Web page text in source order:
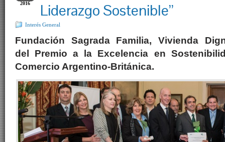
2016
Liderazgo Sostenible”
Interés General
Fundación Sagrada Familia, Vivienda
del Premio a la Excelencia en
Comercio Argentino-Británica.